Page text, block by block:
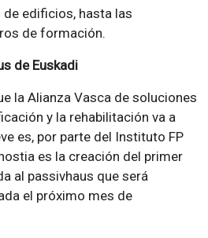
edificios, hasta las
de formación.
de Euskadi
la Alianza Vasca de soluciones
y la rehabilitación va a
es, por parte del Instituto FP
es la creación del primer
al passivhaus que será
el próximo mes de